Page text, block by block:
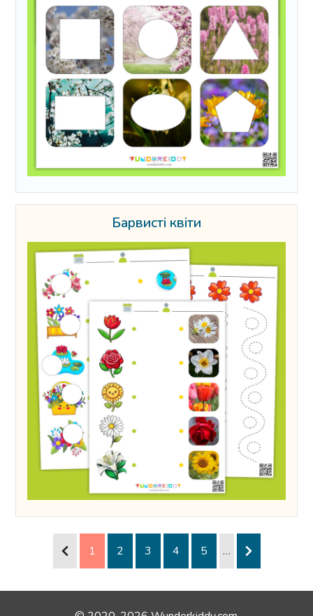
Барвисті квіти
1 2 3 4 5 …